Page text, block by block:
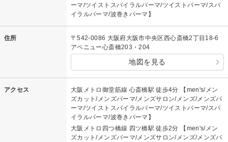
ーマ/ツイストスパイラルパーマ/ツイストパーマ/スパ
イラルパーマ/波巻きパーマ】
住所
〒542-0086 大阪府大阪市中央区西心斎橋2丁目18-6
アベニュー心斎橋203・204
地図を見る
アクセス
大阪メトロ御堂筋線 心斎橋駅 徒歩4分 【men's/メン
ズカット/メンズパーマ/メンズサロン/メンズ/メンズパ
ーマ/ツイストスパイラルパーマ/ツイストパーマ/スパ
イラルパーマ/波巻きパーマ】
大阪メトロ四つ橋線 四ツ橋駅 徒歩2分 【men's/メン
ズカット/メンズパーマ/メンズサロン/メンズ/メンズパ